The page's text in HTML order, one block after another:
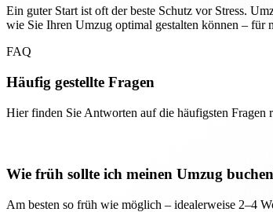
Ein guter Start ist oft der beste Schutz vor Stress.
wie Sie Ihren Umzug optimal gestalten können – für
FAQ
Häufig gestellte Fragen
Hier finden Sie Antworten auf die häufigsten Fragen
Wie früh sollte ich meinen Umzug
Am besten so früh wie möglich – idealerweise 2–4